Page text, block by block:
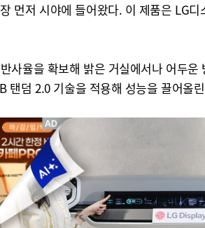
먼저 시야에 들어왔다. 이 제품은 LG
율을 확보해 밝은 거실에서나 어두
탠덤 2.0 기술을 적용해 성능을 끌어올